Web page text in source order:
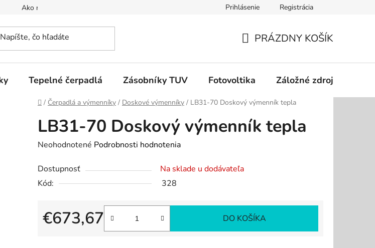
Ako nakupovať Podmienky ochrany osobných údajov
Prihlásenie Registrácia
KOŠÍK
PRÁZDNY KOŠÍK
Tepelné čerpadlá Zásobníky TUV Fotovoltika Záložné zdroje
Domov
/ Čerpadlá a výmenníky / Doskové výmenníky / LB31-70 Doskový výmenník tepla
LB31-70 Doskový výmenník tepla
Priemerné
produktu
je
Neohodnotené Podrobnosti hodnotenia
Dostupnosť
Na sklade u dodávateľa
Kód:
328
€673,67 DO KOŠÍKA